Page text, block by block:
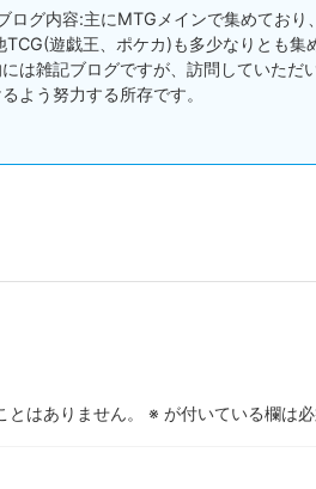
ログ内容:主にMTGメインで集めており
TCG(遊戯王、ポケカ)も多少なりとも集
は雑記ブログですが、訪問していただ
よう努力する所存です。
はありません。 ※ が付いている欄は